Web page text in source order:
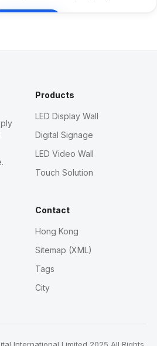
Products
LED Display Wall
Digital Signage
LED Video Wall
Touch Solution
Contact
Hong Kong
Sitemap (XML)
Tags
City